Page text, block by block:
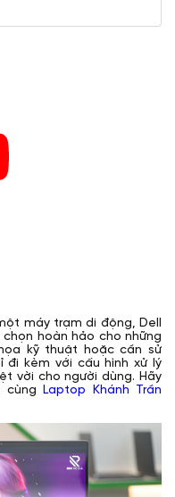
máy trạm di động, Dell
chọn hoàn hảo cho những
kỹ thuật hoặc cần sử
đi kèm với cấu hình xử lý
vời cho người dùng. Hãy
cùng
Laptop Khánh Trần